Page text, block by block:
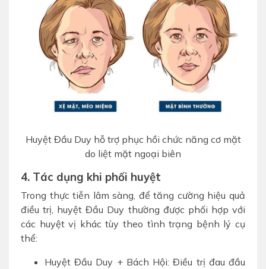
Huyệt Đầu Duy hỗ trợ phục hồi chức năng cơ mặt
do liệt mặt ngoại biên
4. Tác dụng khi phối huyệt
Trong thực tiễn lâm sàng, để tăng cường hiệu quả
điều trị, huyệt Đầu Duy thường được phối hợp với
các huyệt vị khác tùy theo tình trạng bệnh lý cụ
thể:
Huyệt Đầu Duy + Bách Hội: Điều trị đau đầu